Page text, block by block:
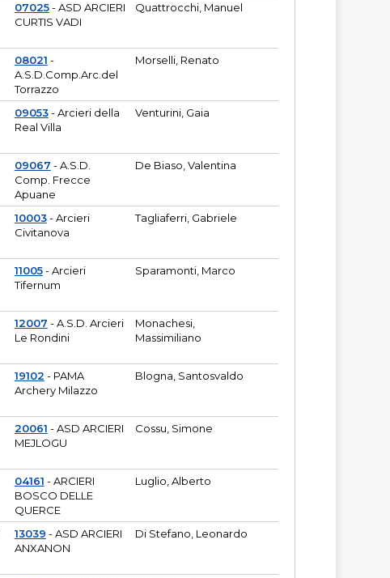
07025- ASD ARCIERI
CURTIS VADI
Quattrocchi, Manuel
08021 -
A.S.D.Comp.Arc.del
Torrazzo
Morselli, Renato
09053- Arcieri della
Real Villa
Venturini, Gaia
09067 - A.S.D.
Comp. Frecce
Apuane
De Biaso, Valentina
10003- Arcieri
Civitanova
Tagliaferri, Gabriele
11005- Arcieri
Tifernum
Sparamonti, Marco
12007 - A.S.D. Arcieri
Le Rondini
Monachesi,
Massimiliano
19102 - PAMA
Archery Milazzo
Blogna, Santosvaldo
20061 - ASD ARCIERI
MEJLOGU
Cossu, Simone
04161 - ARCIERI
BOSCO DELLE
QUERCE
Luglio, Alberto
13039 - ASD ARCIERI
ANXANON
Di Stefano, Leonardo